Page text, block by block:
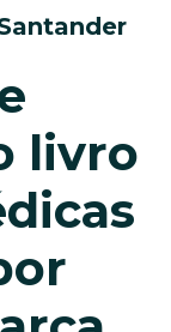
livro